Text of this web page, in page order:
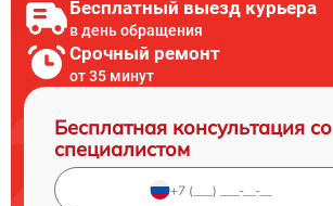
Бесплатный выезд курьера
в день обращения
Срочный ремонт
от 35 минут
Бесплатная консультация со
специалистом